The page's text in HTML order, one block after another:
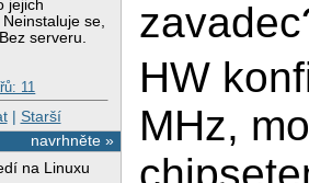
jejich
se,
serveru.
11
| Starší
navrhněte »
na Linuxu
HW
MHz,